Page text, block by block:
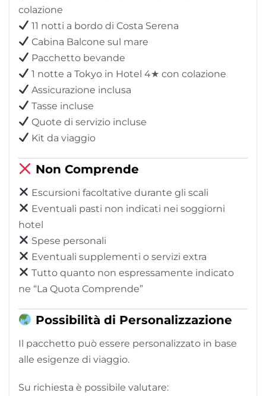
colazione
11 notti a bordo di Costa Serena
Cabina Balcone sul mare
Pacchetto bevande
1 notte a Tokyo in Hotel 4★ con colazione
Assicurazione inclusa
Tasse incluse
Quote di servizio incluse
Kit da viaggio
Non Comprende
Escursioni facoltative durante gli scali
Eventuali pasti non indicati nei soggiorni
hotel
Spese personali
Eventuali supplementi o servizi extra
Tutto quanto non espressamente indicato
ne “La Quota Comprende”
Possibilità di Personalizzazione
Il pacchetto può essere personalizzato in base
alle esigenze di viaggio.
Su richiesta è possibile valutare: